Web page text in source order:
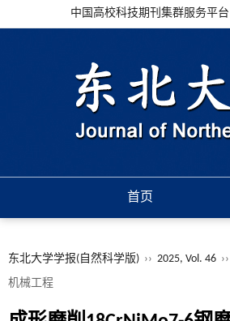
中国高校科技期刊集群服务平台
首页
东北大学学报(自然科学版) ›› 2025, Vol. 46 ››
机械工程